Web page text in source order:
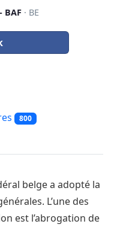
BAF· BE
800
belge a adopté la
L’une des
est l’abrogation de